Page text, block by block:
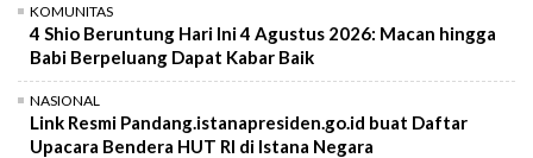
KOMUNITAS
4 Shio Beruntung Hari Ini 4 Agustus 2026: Macan hingga
Babi Berpeluang Dapat Kabar Baik
NASIONAL
Link Resmi Pandang.istanapresiden.go.id buat Daftar
Upacara Bendera HUT RI di Istana Negara